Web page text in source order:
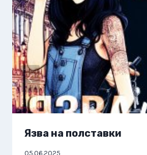
Язва на полставки
05.06.2025